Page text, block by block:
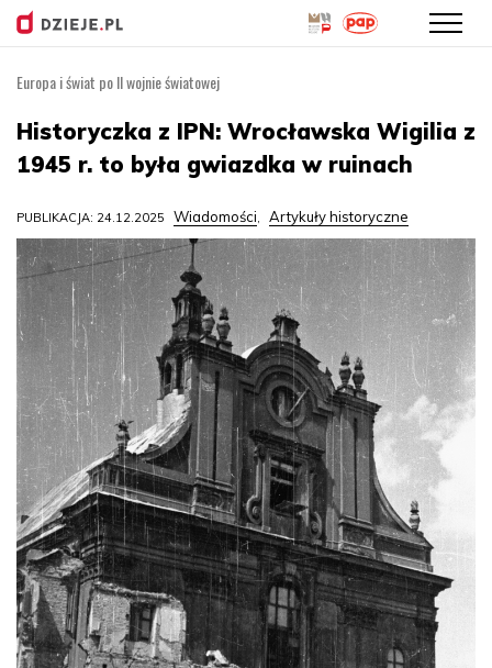
treści
Europa i świat po II wojnie światowej
Historyczka z IPN: Wrocławska Wigilia z
1945 r. to była gwiazdka w ruinach
PUBLIKACJA: 24.12.2025 Wiadomości, Artykuły historyczne